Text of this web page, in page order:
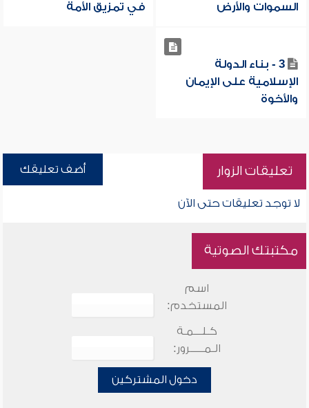
السموات والأرض
في تمزيق الأمة
3 - بناء الدولة
الإسلامية على الإيمان
والأخوة
تعليقات الزوار أضف تعليقك
لا توجد تعليقات حتى الآن
مكتبتك الصوتية
اسم
المستخدم:
كـلـــمـة
الـمـــــرور:
دخول المشتركين